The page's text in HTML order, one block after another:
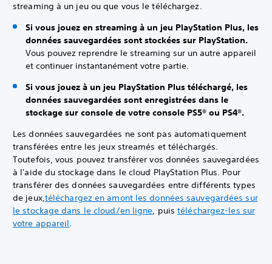
streaming à un jeu ou que vous le téléchargez.
Si vous jouez en streaming à un jeu PlayStation Plus, les
données sauvegardées sont stockées sur PlayStation.
Vous pouvez reprendre le streaming sur un autre appareil
et continuer instantanément votre partie.
Si vous jouez à un jeu PlayStation Plus téléchargé, les
données sauvegardées sont enregistrées dans le
stockage sur console de votre console PS5® ou PS4®.
Les données sauvegardées ne sont pas automatiquement
transférées entre les jeux streamés et téléchargés.
Toutefois, vous pouvez transférer vos données sauvegardées
à l'aide du stockage dans le cloud PlayStation Plus. Pour
transférer des données sauvegardées entre différents types
de jeux,téléchargez en amont les données sauvegardées sur
le stockage dans le cloud/en ligne, puistéléchargez-les sur
votre appareil.